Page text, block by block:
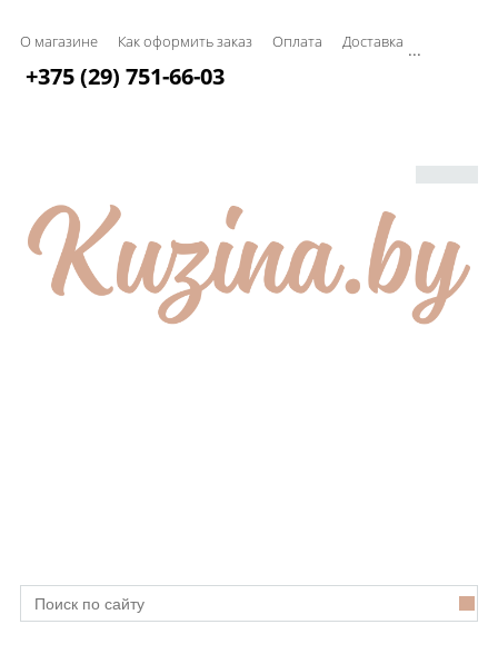
О магазине Как оформить заказ Оплата Доставка ...
+375 (29) 751-66-03